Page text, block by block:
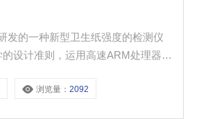
发的一种新型卫生纸强度的检测仪
设计准则，运用高速ARM处理器精
浏览量：2092